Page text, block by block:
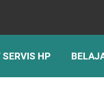
SERVIS HP